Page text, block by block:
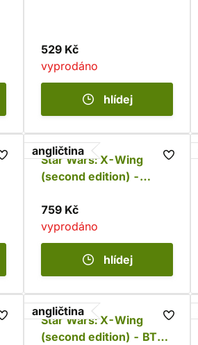
529 Kč
vyprodáno
hlídej
angličtina
Star Wars: X-Wing
(second edition) -
759 Kč
vyprodáno
hlídej
angličtina
Star Wars: X-Wing
(second edition) - BTL-